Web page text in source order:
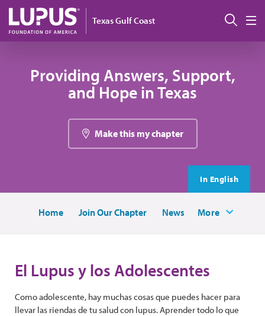
Pasar al contenido principal
Texas Gulf Coast
Providing Answers, Support,
and Hope in Texas
Make this my chapter
In English
Home Join Our Chapter News More
El Lupus y los Adolescentes
Como adolescente, hay muchas cosas que puedes hacer para
llevar las riendas de tu salud con lupus. Aprender todo lo que